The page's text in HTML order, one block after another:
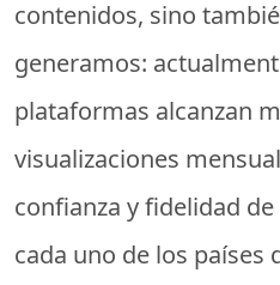
contenidos, sino
generamos:
plataformas alcanzan
visualizaciones
confianza y fidelidad
cada uno de los países